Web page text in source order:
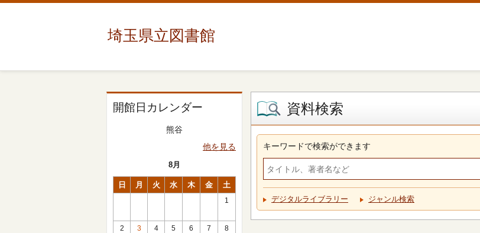
埼玉県立図書館
開館日カレンダー
熊谷
他を見る
8月
日 月 火 水 木 金 土
1
2
3
4 5 6 7 8
資料検索
キーワードで検索ができます
デジタルライブラリー ジャンル検索